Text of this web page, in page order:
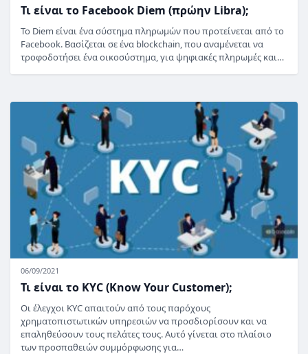
Τι είναι το Facebook Diem (πρώην Libra);
Το Diem είναι ένα σύστημα πληρωμών που προτείνεται από το
Facebook. Βασίζεται σε ένα blockchain, που αναμένεται να
τροφοδοτήσει ένα οικοσύστημα, για ψηφιακές πληρωμές και…
06/09/2021
Τι είναι το KYC (Know Your Customer);
Οι έλεγχοι KYC απαιτούν από τους παρόχους
χρηματοπιστωτικών υπηρεσιών να προσδιορίσουν και να
επαληθεύσουν τους πελάτες τους. Αυτό γίνεται στο πλαίσιο
των προσπαθειών συμμόρφωσης για…